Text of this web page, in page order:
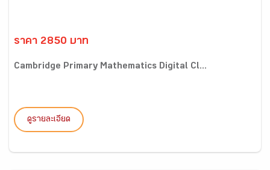
ราคา 2850 บาท
Cambridge Primary Mathematics Digital Cl...
ดูรายละเอียด